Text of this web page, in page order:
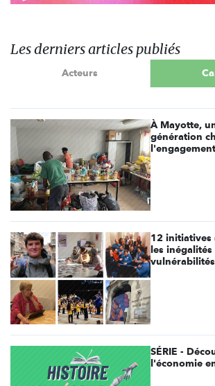
Les derniers articles publiés
Acteurs
À Mayotte,
génération
l'engagement
12 initiatives
les inégalités
vulnérabilités
SÉRIE -
l'économie